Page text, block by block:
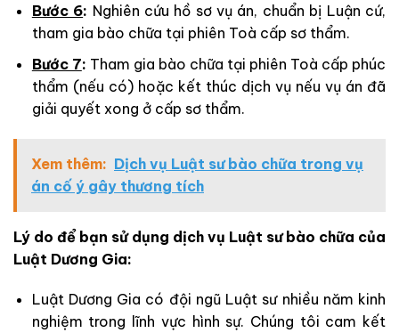
Bước 6: Nghiên cứu hồ sơ vụ án, chuẩn bị Luận cứ,
tham gia bào chữa tại phiên Toà cấp sơ thẩm.
Bước 7: Tham gia bào chữa tại phiên Toà cấp phúc
thẩm (nếu có) hoặc kết thúc dịch vụ nếu vụ án đã
giải quyết xong ở cấp sơ thẩm.
Xem thêm: Dịch vụ Luật sư bào chữa trong vụ
án cố ý gây thương tích
Lý do để bạn sử dụng dịch vụ Luật sư bào chữa của
Luật Dương Gia:
Luật Dương Gia có đội ngũ Luật sư nhiều năm kinh
nghiệm trong lĩnh vực hình sự. Chúng tôi cam kết